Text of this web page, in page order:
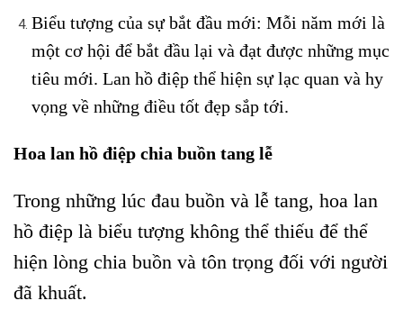
Biểu tượng của sự bắt đầu mới: Mỗi năm mới là
một cơ hội để bắt đầu lại và đạt được những mục
tiêu mới. Lan hồ điệp thể hiện sự lạc quan và hy
vọng về những điều tốt đẹp sắp tới.
Hoa lan hồ điệp chia buồn tang lễ
Trong những lúc đau buồn và lễ tang, hoa lan
hồ điệp là biểu tượng không thể thiếu để thể
hiện lòng chia buồn và tôn trọng đối với người
đã khuất.